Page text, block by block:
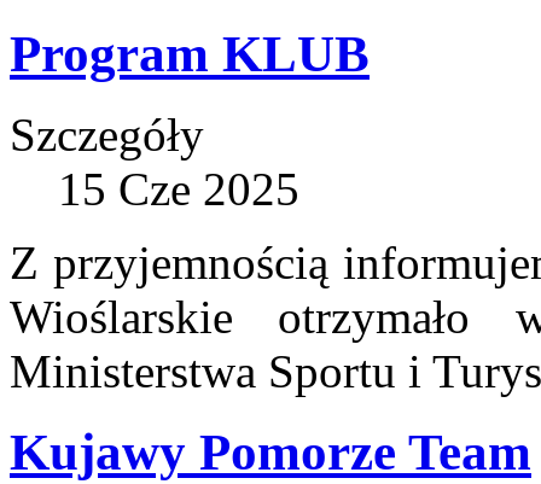
Program KLUB
Szczegóły
15 Cze 2025
Z przyjemnością
Wioślarskie otrzymało
Ministerstwa Sportu i
Kujawy Pomorze Team